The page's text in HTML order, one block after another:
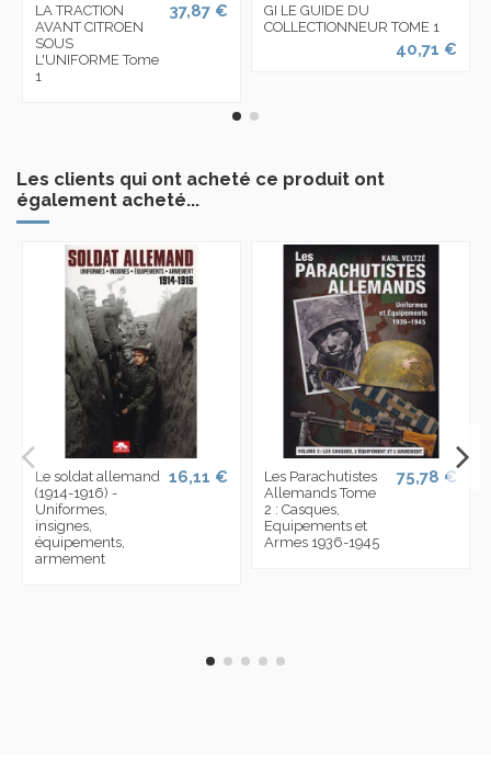
LA TRACTION
AVANT CITROEN
SOUS
L'UNIFORME Tome
1
37,87 €
GI LE GUIDE DU
COLLECTIONNEUR TOME 1
40,71 €
Les clients qui ont acheté ce produit ont
également acheté...
Le soldat allemand
(1914-1916) -
Uniformes,
insignes,
équipements,
armement
16,11 €
Les Parachutistes
Allemands Tome
2 : Casques,
Equipements et
Armes 1936-1945
75,78 €